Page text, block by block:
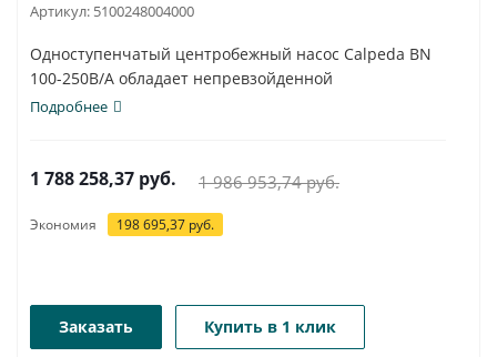
Артикул: 5100248004000
Одноступенчатый центробежный насос Calpeda BN
100-250B/A обладает непревзойденной
универсальностью...
Подробнее
1 788 258,37 руб. 1 986 953,74руб.
Экономия 198 695,37 руб.
Заказать Купить в 1 клик